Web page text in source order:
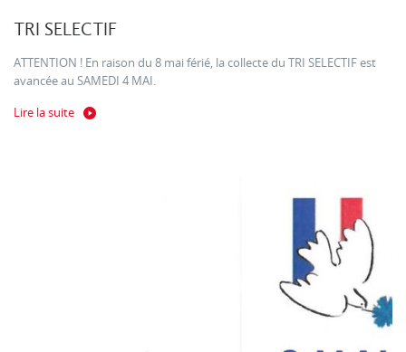
TRI SELECTIF
ATTENTION ! En raison du 8 mai férié, la collecte du TRI SELECTIF est
avancée au SAMEDI 4 MAI.
Lire la suite